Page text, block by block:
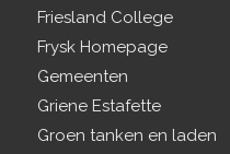
Friesland College
Frysk Homepage
Gemeenten
Griene Estafette
Groen tanken en laden